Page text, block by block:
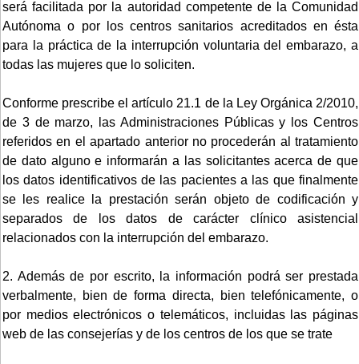
será facilitada por la autoridad competente de la Comunidad
Autónoma o por los centros sanitarios acreditados en ésta
para la práctica de la interrupción voluntaria del embarazo, a
todas las mujeres que lo soliciten.
Conforme prescribe el artículo 21.1 de la Ley Orgánica 2/2010,
de 3 de marzo, las Administraciones Públicas y los Centros
referidos en el apartado anterior no procederán al tratamiento
de dato alguno e informarán a las solicitantes acerca de que
los datos identificativos de las pacientes a las que finalmente
se les realice la prestación serán objeto de codificación y
separados de los datos de carácter clínico asistencial
relacionados con la interrupción del embarazo.
2. Además de por escrito, la información podrá ser prestada
verbalmente, bien de forma directa, bien telefónicamente, o
por medios electrónicos o telemáticos, incluidas las páginas
web de las consejerías y de los centros de los que se trate